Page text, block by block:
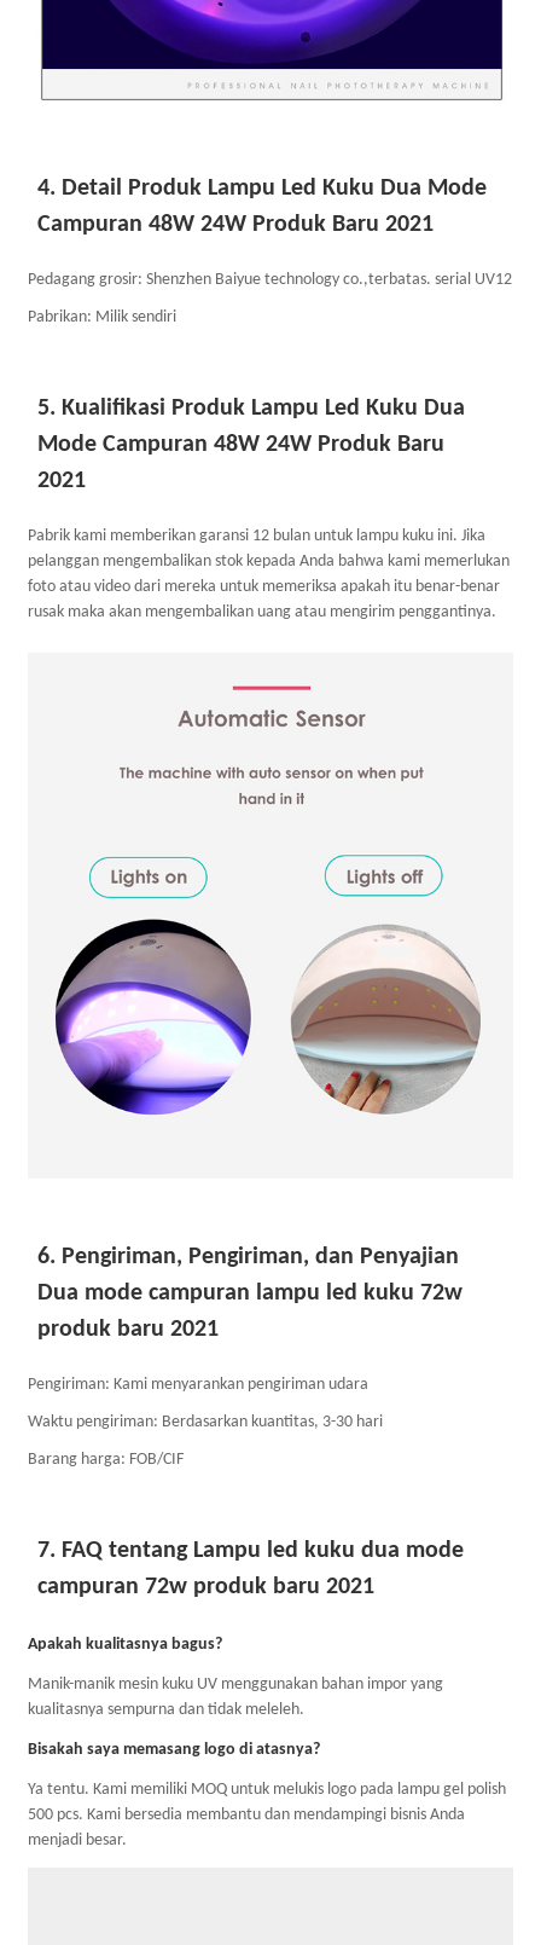
4. Detail Produk Lampu Led Kuku Dua Mode
Campuran 48W 24W Produk Baru 2021
Pedagang grosir: Shenzhen Baiyue technology co.,terbatas. serial UV12
Pabrikan: Milik sendiri
5. Kualifikasi Produk Lampu Led Kuku Dua
Mode Campuran 48W 24W Produk Baru
2021
Pabrik kami memberikan garansi 12 bulan untuk lampu kuku ini. Jika
pelanggan mengembalikan stok kepada Anda bahwa kami memerlukan
foto atau video dari mereka untuk memeriksa apakah itu benar-benar
rusak maka akan mengembalikan uang atau mengirim penggantinya.
6. Pengiriman, Pengiriman, dan Penyajian
Dua mode campuran lampu led kuku 72w
produk baru 2021
Pengiriman: Kami menyarankan pengiriman udara
Waktu pengiriman: Berdasarkan kuantitas, 3-30 hari
Barang harga: FOB/CIF
7. FAQ tentang Lampu led kuku dua mode
campuran 72w produk baru 2021
Apakah kualitasnya bagus?
Manik-manik mesin kuku UV menggunakan bahan impor yang
kualitasnya sempurna dan tidak meleleh.
Bisakah saya memasang logo di atasnya?
Ya tentu. Kami memiliki MOQ untuk melukis logo pada lampu gel polish
500 pcs. Kami bersedia membantu dan mendampingi bisnis Anda
menjadi besar.